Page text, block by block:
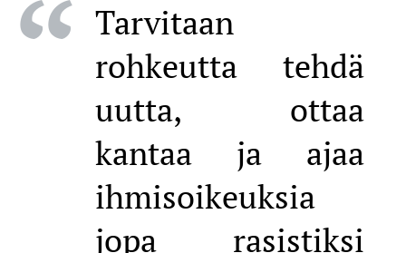
Tarvitaan
rohkeutta tehdä
uutta, ottaa
kantaa ja ajaa
ihmisoikeuksia
jopa rasistiksi